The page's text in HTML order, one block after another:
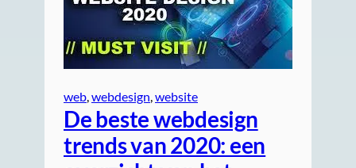
web, webdesign, website
De beste webdesign
trends van 2020: een